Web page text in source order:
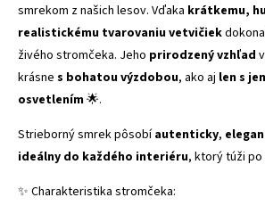
smrekom z našich lesov. Vďaka krátkemu,
realistickému tvarovaniu vetvičiek
živého stromčeka. Jeho prirodzený vzhľad
krásne s bohatou výzdobou, ako aj len s
osvetlením🌟.
Strieborný smrek pôsobíautenticky,
ideálny do každého interiéru, ktorý túži
✨ Charakteristika stromčeka: